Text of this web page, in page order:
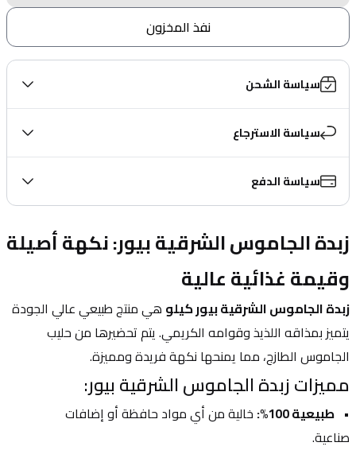
نفذ المخزون
سياسة الشحن
سياسة الاسترجاع
سياسة الدفع
وقيمة غذائية عالية
زبدة الجاموس الشرقية بيور كيلو
الجاموس الطازج، مما يمنحها نكهة فريدة ومميزة.
مميزات زبدة الجاموس الشرقية بيور:
طبيعية 100%:
صناعية.